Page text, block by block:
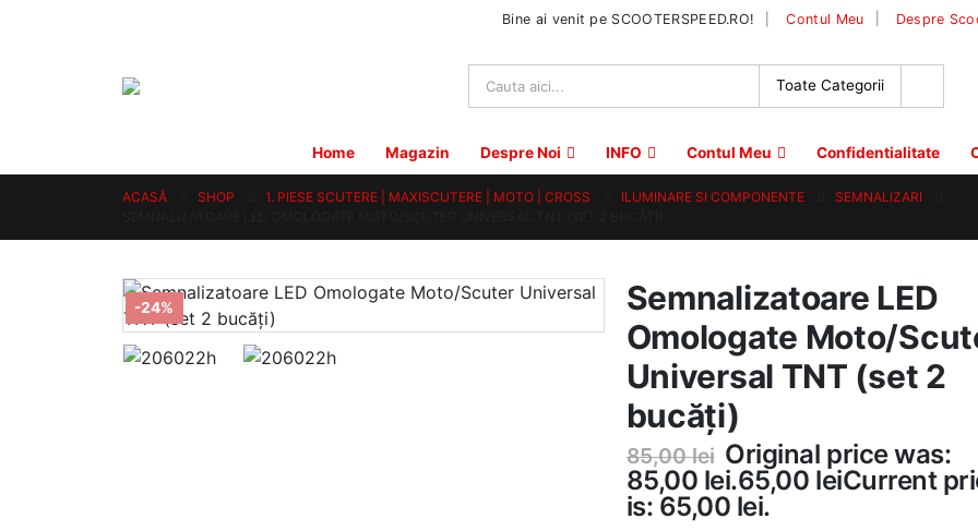
Bine ai venit pe SCOOTERSPEED.RO! Contul Meu Despre
Home Magazin Despre Noi INFO Contul Meu Confidentialitate
ACASĂ SHOP 1. PIESE SCUTERE | MAXISCUTERE | MOTO | CROSS ILUMINARE SI COMPONENTE
SEMNALIZARI
-24%
Semnalizatoare LED
Omologate Moto/
Universal TNT (set 2
bucăți)
85,00lei Original price was:
85,00 lei.65,00 leiCurrent
is: 65,00 lei.